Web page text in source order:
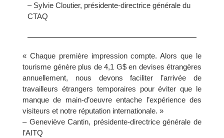
– Sylvie Cloutier, présidente-directrice générale du
CTAQ
« Chaque première impression compte. Alors que le
tourisme génère plus de 4,1 G$ en devises étrangères
annuellement, nous devons faciliter l’arrivée de
travailleurs étrangers temporaires pour éviter que le
manque de main-d’oeuvre entache l’expérience des
visiteurs et notre réputation internationale. »
– Geneviève Cantin, présidente-directrice générale de
l’AITQ